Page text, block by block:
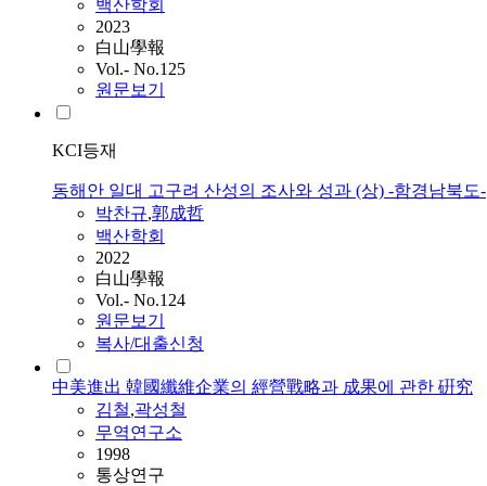
백산학회
2023
白山學報
Vol.- No.125
원문보기
KCI등재
동해안 일대 고구려 산성의 조사와 성과 (상) -함경남북도-
박찬규,郭成哲
백산학회
2022
白山學報
Vol.- No.124
원문보기
복사/대출신청
中美進出 韓國纖維企業의 經營戰略과 成果에 관한 硏究
김철,곽성철
무역연구소
1998
통상연구